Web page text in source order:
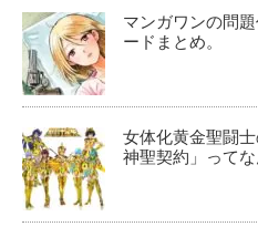
マンガワンの問
ードまとめ。
女体化黄金聖闘
神聖契約」って